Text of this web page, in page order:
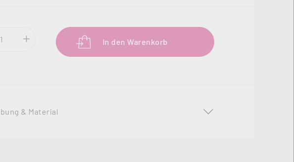
Anzahl: Gib den gewünschten Wert ein oder
In den Warenkorb
& Material